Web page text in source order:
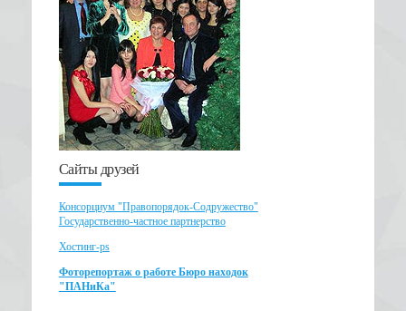
Сайты друзей
Консорциум "Правопорядок-Содружество"
Государственно-частное партнерство
Хостинг-ps
Фоторепортаж о работе Бюро находок
"ПАНиКа"